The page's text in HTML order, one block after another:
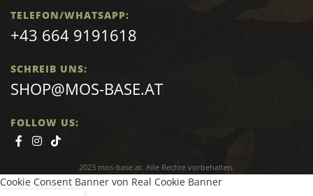
TELEFON/WHATSAPP:
+43 664 9191618
SCHREIB UNS:
SHOP@MOS-BASE.AT
FOLLOW US:
2023 mos-base.at. Alle Rechte vorbehalten.
Cookie Consent Banner von Real Cookie Banner